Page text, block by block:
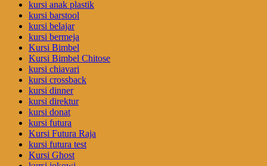
kursi anak plastik
kursi barstool
kursi belajar
kursi bermeja
Kursi Bimbel
Kursi Bimbel Chitose
kursi chiavari
kursi crossback
kursi dinner
kursi direktur
kursi donat
kursi futura
Kursi Futura Raja
kursi futura test
Kursi Ghost